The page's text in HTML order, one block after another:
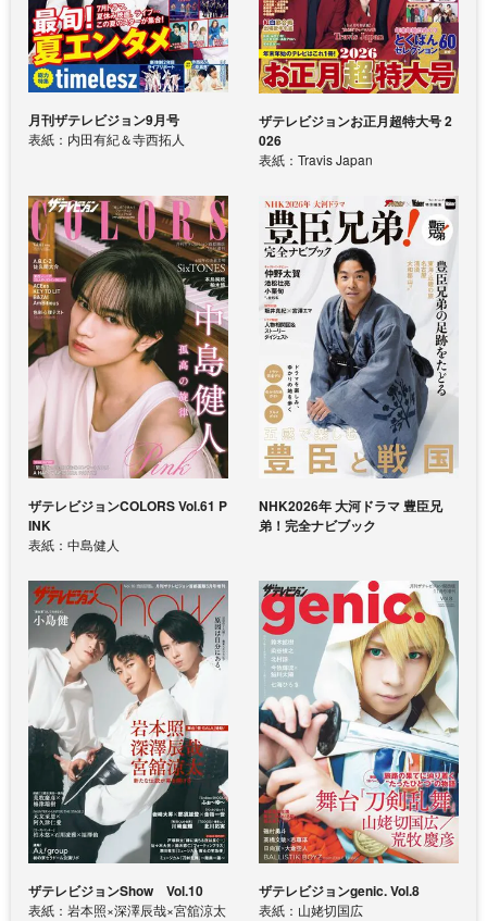
月刊ザテレビジョン9月号
表紙：内田有紀＆寺西拓人
ザテレビジョンお正月超特大号 2
026
表紙：Travis Japan
ザテレビジョンCOLORS Vol.61 P
INK
表紙：中島健人
NHK2026年 大河ドラマ 豊臣兄
弟！完全ナビブック
ザテレビジョンShow Vol.10
表紙：岩本照×深澤辰哉×宮舘涼太
ザテレビジョンgenic. Vol.8
表紙：山姥切国広